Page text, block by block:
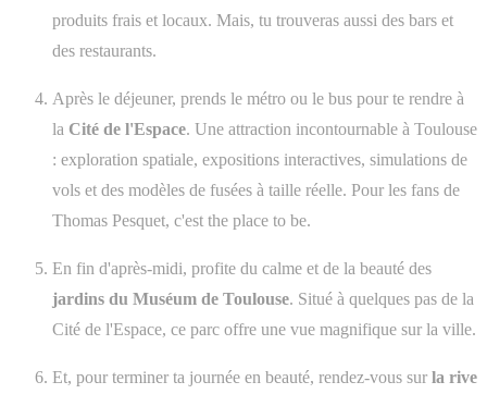
produits frais et locaux. Mais, tu trouveras aussi des bars et
des restaurants.
Après le déjeuner, prends le métro ou le bus pour te rendre à
la Cité de l'Espace. Une attraction incontournable à Toulouse
: exploration spatiale, expositions interactives, simulations de
vols et des modèles de fusées à taille réelle. Pour les fans de
Thomas Pesquet, c'est the place to be.
En fin d'après-midi, profite du calme et de la beauté des
jardins du Muséum de Toulouse. Situé à quelques pas de la
Cité de l'Espace, ce parc offre une vue magnifique sur la ville.
Et, pour terminer ta journée en beauté, rendez-vous sur la rive